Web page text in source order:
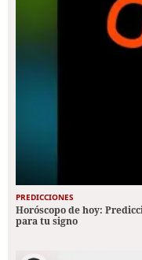
PREDICCIONES
Horóscopo de hoy:
para tu signo